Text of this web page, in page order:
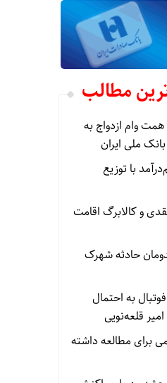
مطالب
بیش از ۸ همت وام ازدواج به
ملی ایران
با توزیع
و کالابرگ اقامت
حادثه شهرک
به احتمال
قلعه‌نویی
برای مطالعه داشته